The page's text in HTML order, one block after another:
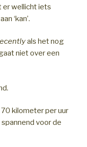
er wellicht iets
‘kan’.
als het nog
niet over een
kilometer per uur
voor de